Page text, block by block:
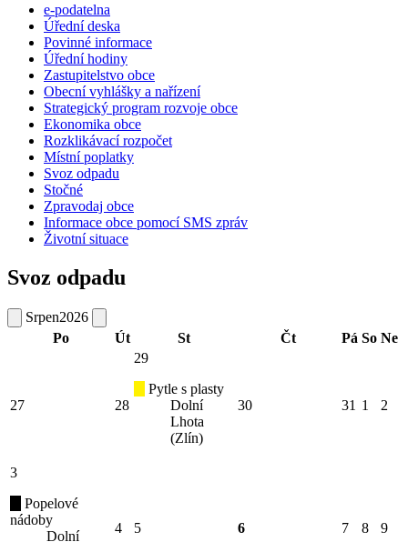
e-podatelna
Úřední deska
Povinné informace
Úřední hodiny
Zastupitelstvo obce
Obecní vyhlášky a nařízení
Strategický program rozvoje obce
Ekonomika obce
Rozklikávací rozpočet
Místní poplatky
Svoz odpadu
Stočné
Zpravodaj obce
Informace obce pomocí SMS zpráv
Životní situace
Svoz odpadu
Srpen2026
Po
Út St Čt Pá So Ne
27 28
29
Pytle s plasty
Dolní
Lhota
(Zlín)
30 31 1 2
3
Popelové
nádoby
Dolní
4 5 6 7 8 9